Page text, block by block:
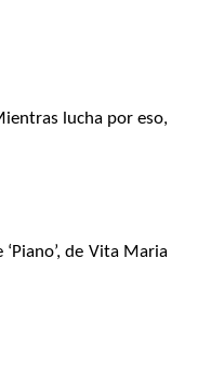
lucha por eso,
de Vita Maria